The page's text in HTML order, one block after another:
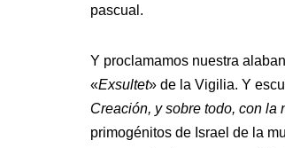
pascual.
Y proclamamos nuestra
«Exsultet» de la Vigilia. Y
Creación, y sobre todo, con la
primogénitos de Israel de la